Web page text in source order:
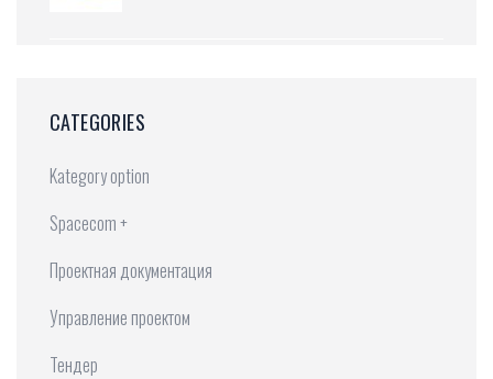
CATEGORIES
Kategory option
Spacecom +
Проектная документация
Управление проектом
Тендер